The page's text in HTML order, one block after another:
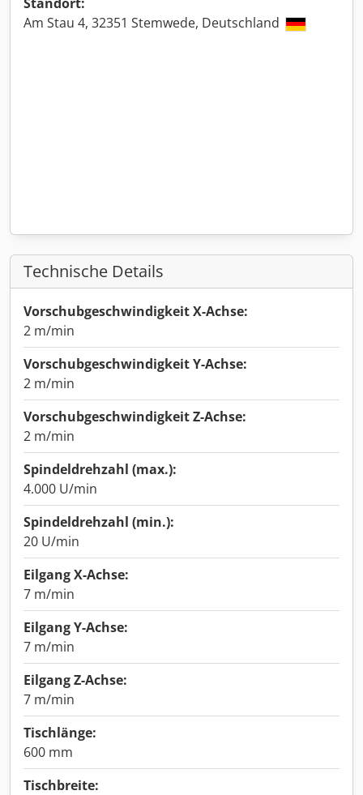
Am Stau 4, 32351 Stemwede, Deutschland
Technische Details
Vorschubgeschwindigkeit X-Achse:
2 m/min
Vorschubgeschwindigkeit Y-Achse:
2 m/min
Vorschubgeschwindigkeit Z-Achse:
2 m/min
Spindeldrehzahl (max.):
4.000 U/min
Spindeldrehzahl (min.):
20 U/min
Eilgang X-Achse:
7 m/min
Eilgang Y-Achse:
7 m/min
Eilgang Z-Achse:
7 m/min
Tischlänge:
600 mm
Tischbreite: